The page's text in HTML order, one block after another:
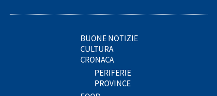
BUONE NOTIZIE
CULTURA
CRONACA
PERIFERIE
PROVINCE